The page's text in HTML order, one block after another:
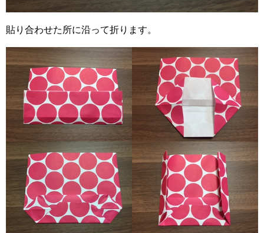
貼り合わせた所に沿って折ります。